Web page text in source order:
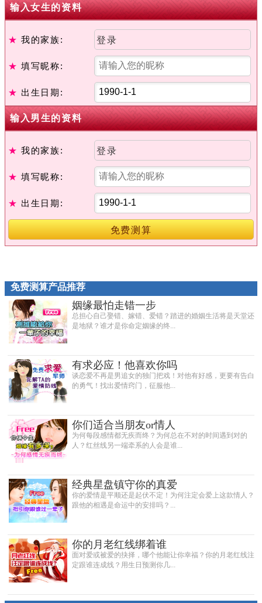
输入女生的资料
★我的家族: 登录
★填写昵称:
★ 出生日期:
输入男生的资料
★我的家族: 登录
★填写昵称:
★ 出生日期:
免费测算
免费测算产品推荐
姻缘最怕走错一步
总担心自己娶错、嫁错、爱错？踏进的婚姻生活将是天堂还
是地狱？谁才是你命定姻缘的终...
有求必应！他喜欢你吗
谈恋爱不再是男追女的独门把戏！对他有好感，更要有告白
的勇气！找出爱情窍门，征服他...
你们适合当朋友or情人
为何每段感情都无疾而终？为何总在不对的时间遇到对的
人？红丝线另一端牵系的人会是谁...
经典星盘镇守你的真爱
你的爱情是平顺还是起伏不定！为何注定会爱上这款情人？
跟他的相遇是命运中的安排吗？...
你的月老红线绑着谁
面对爱或被爱的抉择，哪个他能让你幸福？你的月老红线注
定跟谁连成线？用生日预测你几...